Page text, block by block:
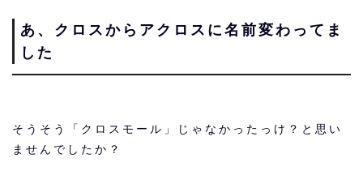
あ、クロスからアクロスに名前変わってま
した
そうそう「クロスモール」じゃなかったっけ？と思い
ませんでしたか？